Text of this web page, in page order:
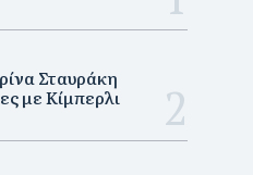
Σταυράκη
με Κίμπερλι